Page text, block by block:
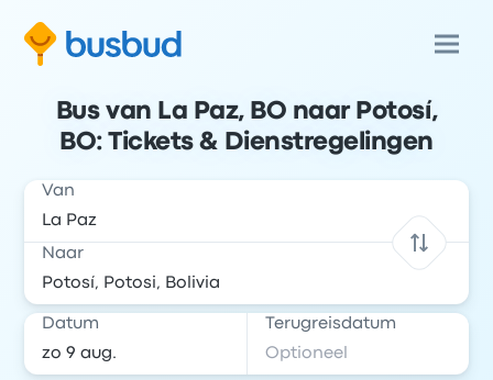
Bus van La Paz, BO naar Potosí,
BO: Tickets & Dienstregelingen
Van
Naar
Datum Terugreisdatum